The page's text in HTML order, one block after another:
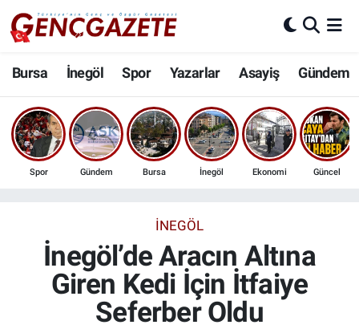
Bursa İnegöl Spor Yazarlar Asayiş Gündem
Spor Gündem Bursa İnegöl Ekonomi Güncel
İNEGÖL
İnegöl’de Aracın Altına
Giren Kedi İçin İtfaiye
Seferber Oldu
Bursa
İnegöl
3.SAYFA
Ekonomi
Nöbetçi Eczaneler
Hava Durumu
Trafik Durumu
Son Dakika Haberleri
Haber Arşivi